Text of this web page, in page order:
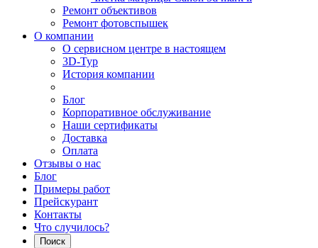
Ремонт объективов
Ремонт фотовспышек
О компании
О сервисном центре в настоящем
3D-Тур
История компании
Блог
Корпоративное обслуживание
Наши сертификаты
Доставка
Оплата
Отзывы о нас
Блог
Примеры работ
Прейскурант
Контакты
Что случилось?
Поиск